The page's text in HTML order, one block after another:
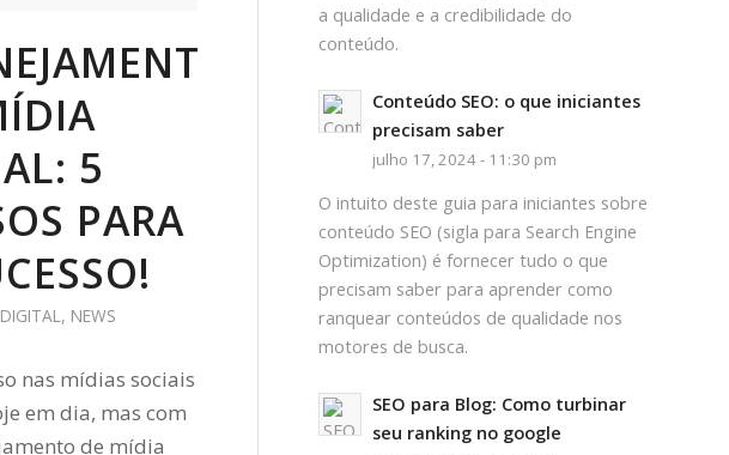
5
PARA
, NEWS
nas mídias sociais
em dia, mas com
de mídia
a qualidade e a credibilidade do
conteúdo.
Conteúdo SEO: o que iniciantes
precisam saber
julho 17, 2024 - 11:30 pm
O intuito deste guia para iniciantes sobre
conteúdo SEO (sigla para Search Engine
Optimization) é fornecer tudo o que
precisam saber para aprender como
ranquear conteúdos de qualidade nos
motores de busca.
SEO para Blog: Como turbinar
seu ranking no google